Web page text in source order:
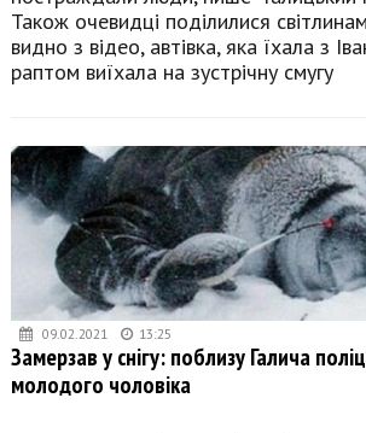
Також очевидці поділилися
видно з відео, автівка, яка їхала з
раптом виїхала на зустрічну смугу
09.02.2021 13:25
Замерзав у снігу: поблизу Галича
молодого чоловіка